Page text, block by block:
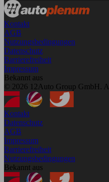
Kontakt
AGB
Nutzungsbedingungen
Datenschutz
Barrierefreiheit
Impressum
Bekannt aus
© 2026 12Auto Group GmbH.
Kontakt
Datenschutz
AGB
Impressum
Barrierefreiheit
Nutzungsbedingungen
Bekannt aus